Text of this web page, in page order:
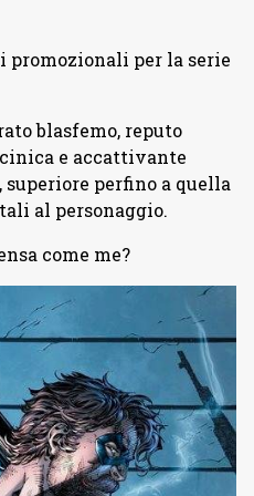
per la serie
blasfemo, reputo
e accattivante
perfino a quella
al personaggio.
come me?